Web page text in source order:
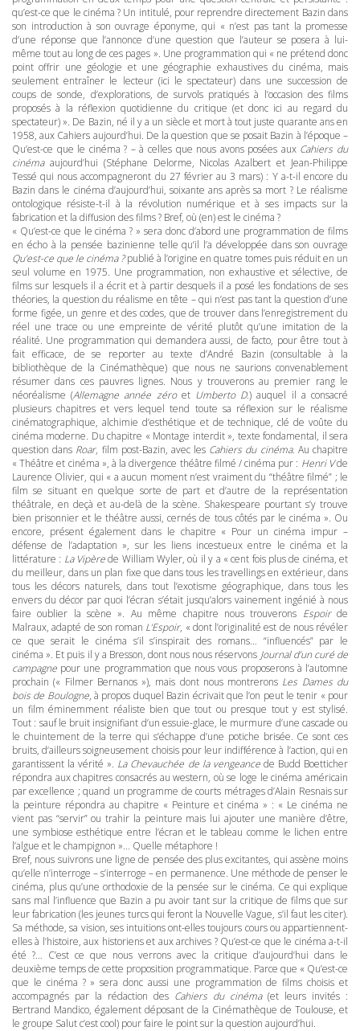
qu’est-ce que le cinéma ? Un intitulé, pour reprendre directement Bazin dans
son introduction à son ouvrage éponyme, qui « n’est pas tant la promesse
d’une réponse que l’annonce d’une question que l’auteur se posera à lui-
même tout au long de ces pages ». Une programmation qui « ne prétend donc
point offrir une géologie et une géographie exhaustives du cinéma, mais
seulement entraîner le lecteur (ici le spectateur) dans une succession de
coups de sonde, d’explorations, de survols pratiqués à l’occasion des films
proposés à la réflexion quotidienne du critique (et donc ici au regard du
spectateur) ». De Bazin, né il y a un siècle et mort à tout juste quarante ans en
1958, aux Cahiers aujourd’hui. De la question que se posait Bazin à l’époque –
Qu’est-ce que le cinéma ? – à celles que nous avons posées aux Cahiers du
cinémaaujourd’hui (Stéphane Delorme, Nicolas Azalbert et Jean-Philippe
Tessé qui nous accompagneront du 27 février au 3 mars) : Y a-t-il encore du
Bazin dans le cinéma d’aujourd’hui, soixante ans après sa mort ? Le réalisme
ontologique résiste-t-il à la révolution numérique et à ses impacts sur la
fabrication et la diffusion des films ? Bref, où (en) est le cinéma ?
« Qu’est-ce que le cinéma ? » sera donc d’abord une programmation de films
en écho à la pensée bazinienne telle qu’il l’a développée dans son ouvrage
Qu’est-ce que le cinéma ?publié à l’origine en quatre tomes puis réduit en un
seul volume en 1975. Une programmation, non exhaustive et sélective, de
films sur lesquels il a écrit et à partir desquels il a posé les fondations de ses
théories, la question du réalisme en tête – qui n’est pas tant la question d’une
forme figée, un genre et des codes, que de trouver dans l’enregistrement du
réel une trace ou une empreinte de vérité plutôt qu’une imitation de la
réalité. Une programmation qui demandera aussi, de facto, pour être tout à
fait efficace, de se reporter au texte d’André Bazin (consultable à la
bibliothèque de la Cinémathèque) que nous ne saurions convenablement
résumer dans ces pauvres lignes. Nous y trouverons au premier rang le
néoréalisme (Allemagne année zéroet Umberto D.) auquel il a consacré
plusieurs chapitres et vers lequel tend toute sa réflexion sur le réalisme
cinématographique, alchimie d’esthétique et de technique, clé de voûte du
cinéma moderne. Du chapitre « Montage interdit », texte fondamental, il sera
question dans Roar, film post-Bazin, avec les Cahiers du cinéma. Au chapitre
« Théâtre et cinéma », à la divergence théâtre filmé / cinéma pur : Henri Vde
Laurence Olivier, qui « a aucun moment n’est vraiment du “théâtre filmé” ; le
film se situant en quelque sorte de part et d’autre de la représentation
théâtrale, en deçà et au-delà de la scène. Shakespeare pourtant s’y trouve
bien prisonnier et le théâtre aussi, cernés de tous côtés par le cinéma ». Ou
encore, présent également dans le chapitre « Pour un cinéma impur –
défense de l’adaptation », sur les liens incestueux entre le cinéma et la
littérature : La Vipèrede William Wyler, où il y a « cent fois plus de cinéma, et
du meilleur, dans un plan fixe que dans tous les travellings en extérieur, dans
tous les décors naturels, dans tout l’exotisme géographique, dans tous les
envers du décor par quoi l’écran s’était jusqu’alors vainement ingénié à nous
faire oublier la scène ». Au même chapitre nous trouverons Espoirde
Malraux, adapté de son roman L’Espoir, « dont l’originalité est de nous révéler
ce que serait le cinéma s’il s’inspirait des romans… “influencés” par le
cinéma ». Et puis il y a Bresson, dont nous nous réservons Journal d’un curé de
campagne pour une programmation que nous vous proposerons à l’automne
prochain (« Filmer Bernanos »), mais dont nous montrerons Les Dames du
bois de Boulogne, à propos duquel Bazin écrivait que l’on peut le tenir « pour
un film éminemment réaliste bien que tout ou presque tout y est stylisé.
Tout : sauf le bruit insignifiant d’un essuie-glace, le murmure d’une cascade ou
le chuintement de la terre qui s’échappe d’une potiche brisée. Ce sont ces
bruits, d’ailleurs soigneusement choisis pour leur indifférence à l’action, qui en
garantissent la vérité ». La Chevauchée de la vengeancede Budd Boetticher
répondra aux chapitres consacrés au western, où se loge le cinéma américain
par excellence ; quand un programme de courts métrages d’Alain Resnais sur
la peinture répondra au chapitre « Peinture et cinéma » : « Le cinéma ne
vient pas “servir” ou trahir la peinture mais lui ajouter une manière d’être,
une symbiose esthétique entre l’écran et le tableau comme le lichen entre
l’algue et le champignon »… Quelle métaphore !
Bref, nous suivrons une ligne de pensée des plus excitantes, qui assène moins
qu’elle n’interroge – s’interroge – en permanence. Une méthode de penser le
cinéma, plus qu’une orthodoxie de la pensée sur le cinéma. Ce qui explique
sans mal l’influence que Bazin a pu avoir tant sur la critique de films que sur
leur fabrication (les jeunes turcs qui feront la Nouvelle Vague, s’il faut les citer).
Sa méthode, sa vision, ses intuitions ont-elles toujours cours ou appartiennent-
elles à l’histoire, aux historiens et aux archives ? Qu’est-ce que le cinéma a-t-il
été ?… C’est ce que nous verrons avec la critique d’aujourd’hui dans le
deuxième temps de cette proposition programmatique. Parce que « Qu’est-ce
que le cinéma ? » sera donc aussi une programmation de films choisis et
accompagnés par la rédaction des Cahiers du cinéma(et leurs invités :
Bertrand Mandico, également déposant de la Cinémathèque de Toulouse, et
le groupe Salut c’est cool) pour faire le point sur la question aujourd’hui.